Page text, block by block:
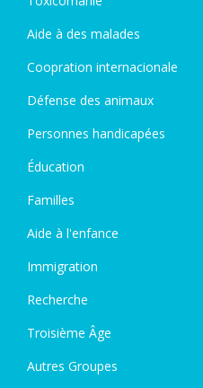
Aide à des malades
Coopration internacionale
Défense des animaux
Personnes handicapées
Éducation
Familles
Aide à l'enfance
Immigration
Recherche
Troisième Âge
Autres Groupes